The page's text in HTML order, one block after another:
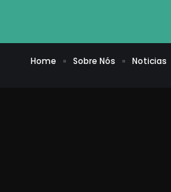
Home Sobre Nós Noticias